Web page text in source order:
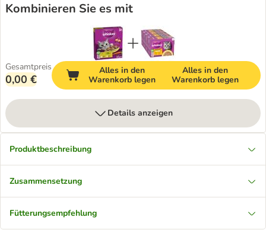
Kombinieren Sie es mit
Gesamtpreis
0,00 €
Alles in den
Warenkorb legen
Alles in den
Warenkorb legen
Details anzeigen
Produktbeschreibung
Zusammensetzung
Fütterungsempfehlung